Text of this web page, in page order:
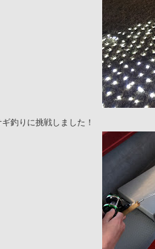
釣りに挑戦しました！